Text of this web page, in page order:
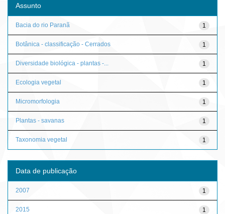
Assunto
1
Bacia do rio Paranã
1
Botânica - classificação - Cerrados
1
Diversidade biológica - plantas -...
1
Ecologia vegetal
1
Micromorfologia
1
Plantas - savanas
1
Taxonomia vegetal
Data de publicação
1
2007
1
2015